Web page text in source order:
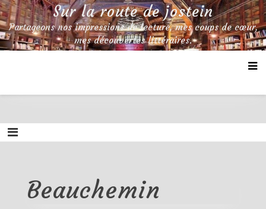
Skip
to
content
Sur la route de jostein
Partageons nos impressions de lecture, mes coups de cœur,
mes découvertes littéraires.
Beauchemin